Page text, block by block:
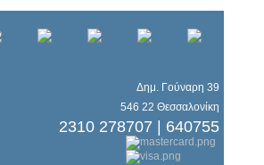
Δημ. Γούναρη 39
546 22 Θεσσαλονίκη
2310 278707 | 640755